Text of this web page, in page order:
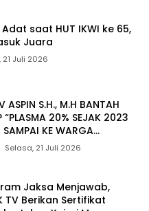
saat HUT IKWI ke 65,
Juara
21 Juli 2026
ASPIN S.H., M.H BANTAH
“PLASMA 20% SEJAK 2023
SAMPAI KE WARGA
Selasa, 21 Juli 2026
Jaksa Menjawab,
TV Berikan Sertifikat